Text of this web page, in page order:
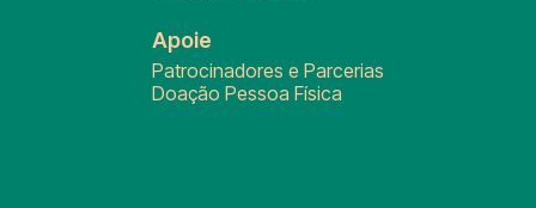
Apoie
Patrocinadores e Parcerias
Doação Pessoa Física